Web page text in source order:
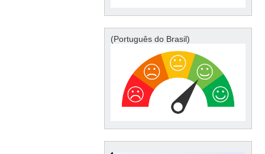
(Português do Brasil)